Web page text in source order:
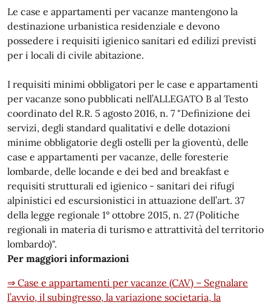
Le case e appartamenti per vacanze mantengono la
destinazione urbanistica residenziale e devono
possedere i requisiti igienico sanitari ed edilizi previsti
per i locali di civile abitazione.
I requisiti minimi obbligatori per le case e appartamenti
per vacanze sono pubblicati nell’ALLEGATO B al Testo
coordinato del R.R. 5 agosto 2016, n. 7 "Definizione dei
servizi, degli standard qualitativi e delle dotazioni
minime obbligatorie degli ostelli per la gioventù, delle
case e appartamenti per vacanze, delle foresterie
lombarde, delle locande e dei bed and breakfast e
requisiti strutturali ed igienico - sanitari dei rifugi
alpinistici ed escursionistici in attuazione dell’art. 37
della legge regionale 1° ottobre 2015, n. 27 (Politiche
regionali in materia di turismo e attrattività del territorio
lombardo)".
Per maggiori informazioni
⇒ Case e appartamenti per vacanze (CAV) – Segnalare
l’avvio, il subingresso, la variazione societaria, la